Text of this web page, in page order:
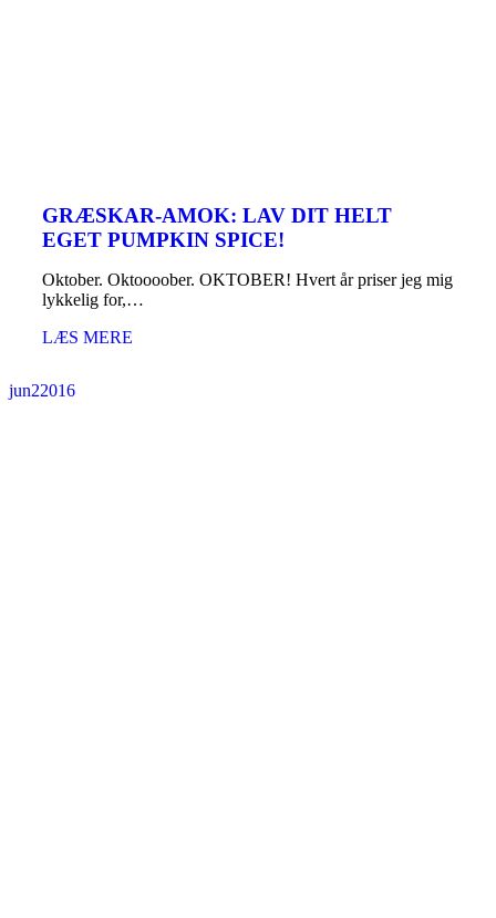
GRÆSKAR-AMOK: LAV DIT HELT
EGET PUMPKIN SPICE!
Oktober. Oktoooober. OKTOBER! Hvert år priser jeg mig
lykkelig for,…
LÆS MERE
jun22016